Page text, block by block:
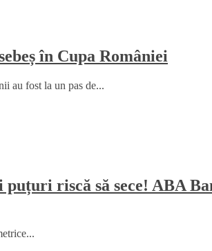
în Cupa României
au fost la un pas de...
riscă să sece! ABA